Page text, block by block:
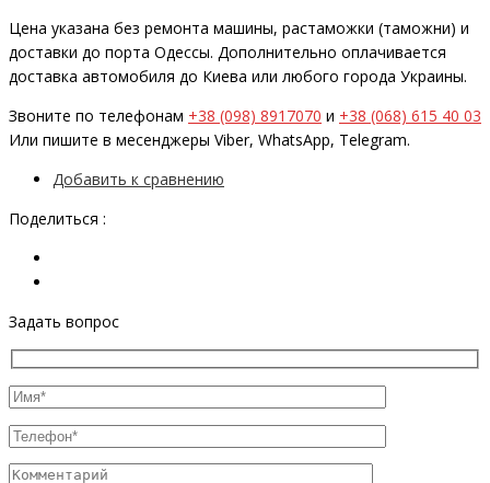
Цена указана без ремонта машины, растаможки (таможни) и
доставки до порта Одессы. Дополнительно оплачивается
доставка автомобиля до Киева или любого города Украины.
Звоните по телефонам +38 (098) 8917070 и +38 (068) 615 40 03
Или пишите в месенджеры Viber, WhatsApp, Telegram.
Добавить к сравнению
Поделиться :
Задать вопрос